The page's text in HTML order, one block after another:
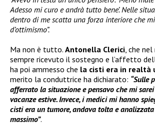
Adesso mi curo e andrà tutto bene’. Nelle
dentro di me scatta una forza interiore che
d’ottimismo”.
Ma non è tutto. Antonella Clerici, che
sempre ricevuto il sostegno e l’affetto
ha poi ammesso che la cisti era in realtà
merito la conduttrice ha dichiarato: “Sulle
afferrato la situazione e pensavo che mi
vacanze estive. Invece, i medici mi hanno
cisti era un tumore, andava tolta e
massimo”.